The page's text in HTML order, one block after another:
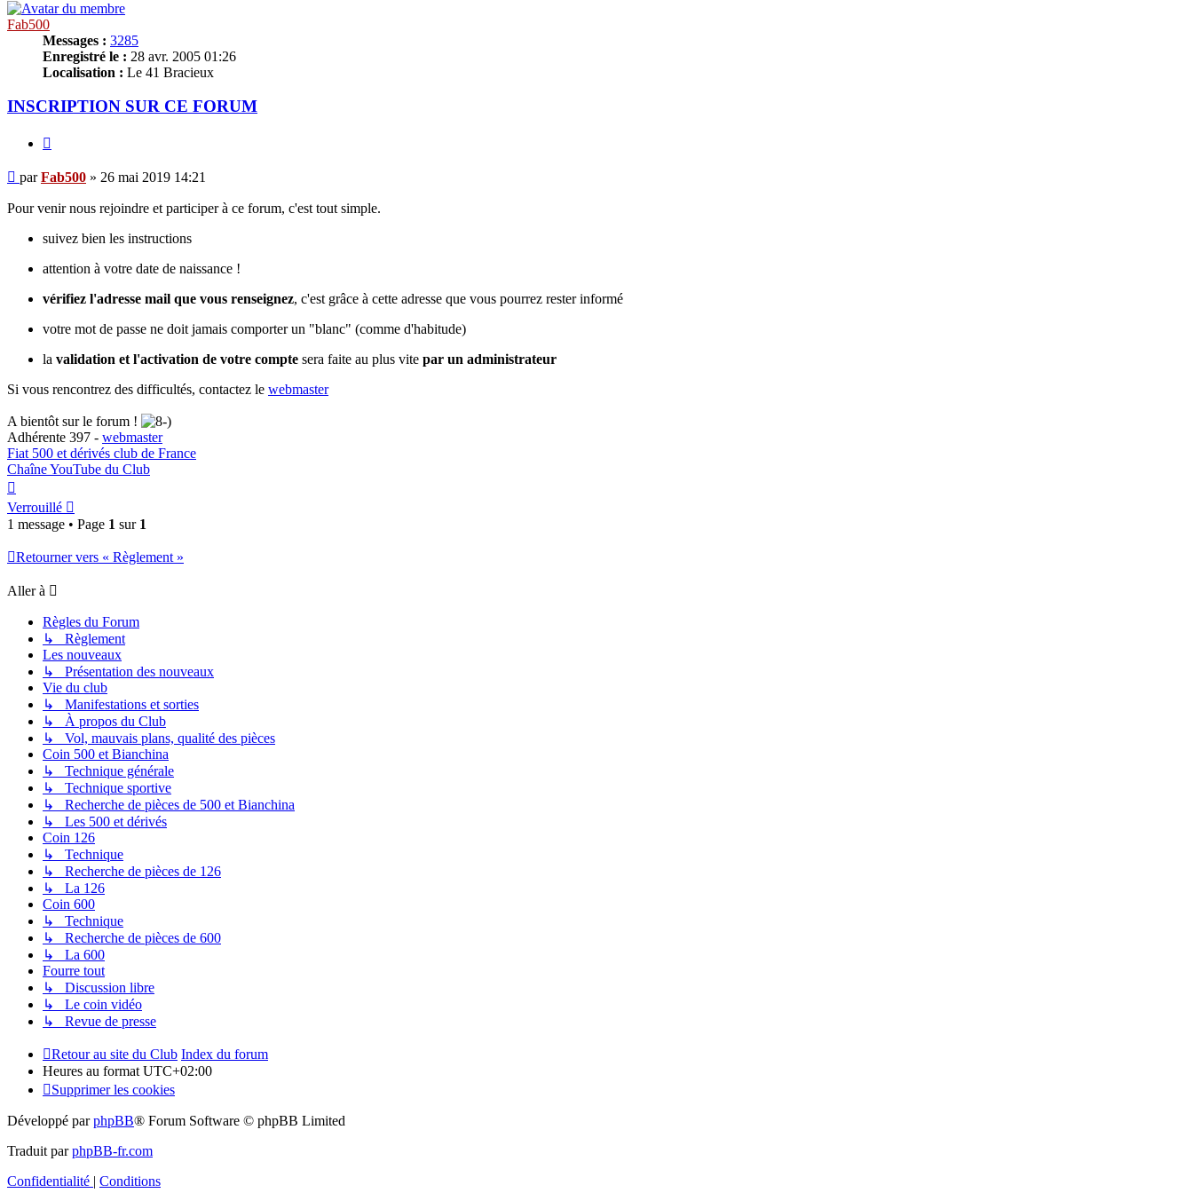
Fab500
Messages : 3285
Enregistré le : 28 avr. 2005 01:26
Localisation : Le 41 Bracieux
INSCRIPTION SUR CE FORUM
Message
parFab500 » 26 mai 2019 14:21
Pour venir nous rejoindre et participer à ce forum, c'est tout simple.
suivez bien les instructions
attention à votre date de naissance !
vérifiez l'adresse mail que vous renseignez, c'est grâce à cette adresse que vous pourrez rester informé
votre mot de passe ne doit jamais comporter un "blanc" (comme d'habitude)
la validation et l'activation de votre compte sera faite au plus vite par un administrateur
Si vous rencontrez des difficultés, contactez le webmaster
A bientôt sur le forum !
Adhérente 397 - webmaster
Fiat 500 et dérivés club de France
Chaîne YouTube du Club
Verrouillé
1 message • Page 1 sur 1
Retourner vers « Règlement »
Aller à
Règles du Forum
↳ Règlement
Les nouveaux
↳ Présentation des nouveaux
Vie du club
↳ Manifestations et sorties
↳ À propos du Club
↳ Vol, mauvais plans, qualité des pièces
Coin 500 et Bianchina
↳ Technique générale
↳ Technique sportive
↳ Recherche de pièces de 500 et Bianchina
↳ Les 500 et dérivés
Coin 126
↳ Technique
↳ Recherche de pièces de 126
↳ La 126
Coin 600
↳ Technique
↳ Recherche de pièces de 600
↳ La 600
Fourre tout
↳ Discussion libre
↳ Le coin vidéo
↳ Revue de presse
Retour au site du Club Index du forum
Heures au format UTC+02:00
Supprimer les cookies
Développé parphpBB® Forum Software © phpBB Limited
Traduit parphpBB-fr.com
Confidentialité | Conditions